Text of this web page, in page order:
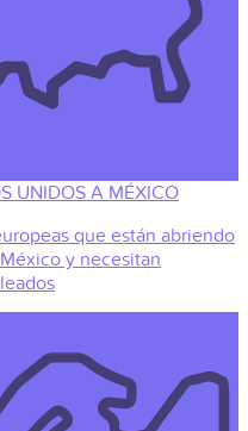
UNIDOS A MÉXICO
que están abriendo
y necesitan